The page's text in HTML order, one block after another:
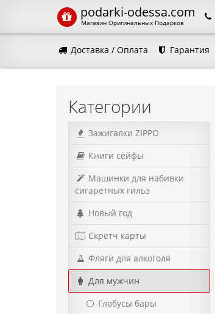
podarki-odessa.com
Магазин Оригинальных Подарков
Доставка / Оплата Гарантия
Категории
Зажигалки ZIPPO
Книги сейфы
Машинки для набивки
сигаретных гильз
Новый год
Скретч карты
Фляги для алкоголя
Для мужчин
Глобусы бары